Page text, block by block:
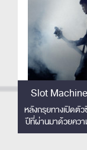
Slot
ดนตรีปลดจินต
หลังกรุยทางเปิดตัว
ปีที่ผ่านมาด้วยควา
Slot Machine ค่า